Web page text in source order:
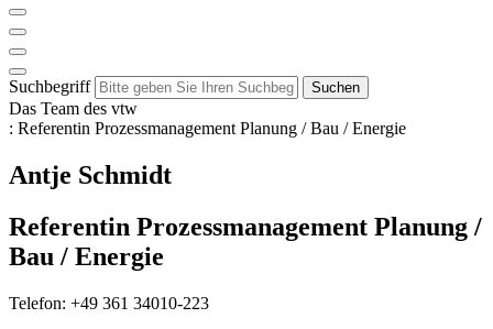
Suchbegriff Suchen
Das Team des vtw
: Referentin Prozessmanagement Planung / Bau / Energie
Antje Schmidt
Referentin Prozessmanagement Planung /
Bau / Energie
Telefon: +49 361 34010-223